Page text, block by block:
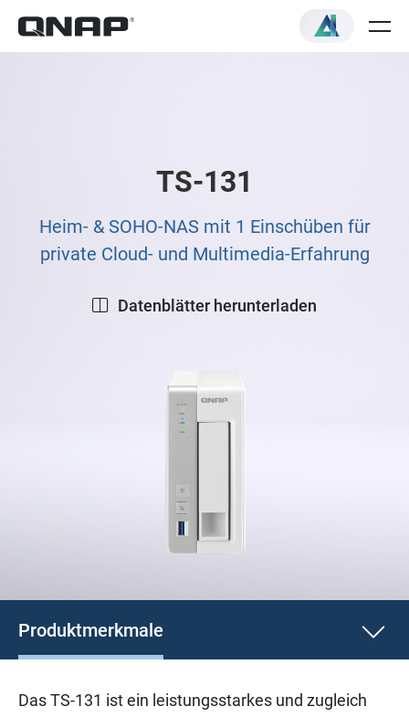
TS-131
Heim- & SOHO-NAS mit 1 Einschüben für
private Cloud- und Multimedia-Erfahrung
Datenblätter herunterladen
Produktmerkmale
Das TS-131 ist ein leistungsstarkes und zugleich